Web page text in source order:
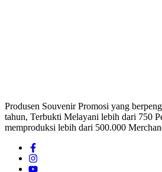
Produsen Souvenir Promosi yang
tahun, Terbukti Melayani lebih dari 750
memproduksi lebih dari 500.000